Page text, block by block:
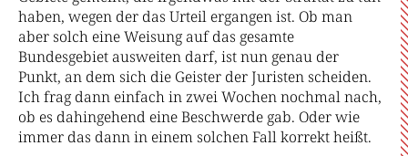
haben, wegen der das Urteil ergangen ist. Ob man
aber solch eine Weisung auf das gesamte
Bundesgebiet ausweiten darf, ist nun genau der
Punkt, an dem sich die Geister der Juristen scheiden.
Ich frag dann einfach in zwei Wochen nochmal nach,
ob es dahingehend eine Beschwerde gab. Oder wie
immer das dann in einem solchen Fall korrekt heißt.